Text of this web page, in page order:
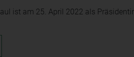
ist am 25. April 2022 als